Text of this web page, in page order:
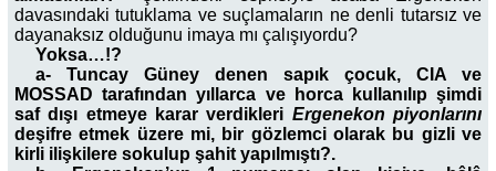
davasındaki tutuklama ve suçlamaların ne denli tutarsız ve
dayanaksız olduğunu imaya mı çalışıyordu?
Yoksa…!?
a- Tuncay Güney denen sapık çocuk, CIA ve
MOSSAD tarafından yıllarca ve horca kullanılıp şimdi
saf dışı etmeye karar verdikleri Ergenekon piyonlarını
deşifre etmek üzere mi, bir gözlemci olarak bu gizli ve
kirli ilişkilere sokulup şahit yapılmıştı?.